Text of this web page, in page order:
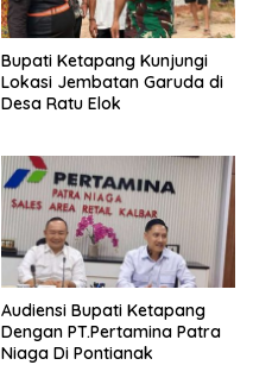
Bupati Ketapang Kunjungi
Lokasi Jembatan Garuda di
Desa Ratu Elok
Audiensi Bupati Ketapang
Dengan PT.Pertamina Patra
Niaga Di Pontianak